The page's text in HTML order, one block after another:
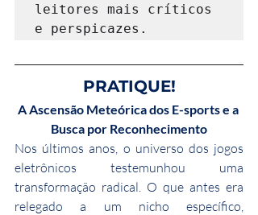
leitores mais críticos
e perspicazes.
PRATIQUE!
A Ascensão Meteórica dos E-sports e a
Busca por Reconhecimento
Nos últimos anos, o universo dos jogos
eletrônicos testemunhou uma
transformação radical. O que antes era
relegado a um nicho específico,